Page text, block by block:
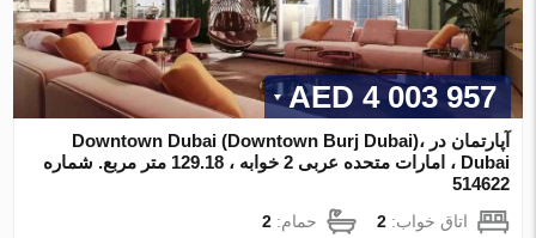
4 003 957 AED
آپارتمان در Downtown Dubai (Downtown Burj Dubai)،
Dubai ، امارات متحده عربی 2 خوابه ، 129.18 متر مربع. شماره
514622
اتاق خواب:2 حمام:2